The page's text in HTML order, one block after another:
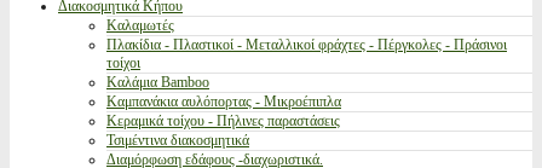
Διακοσμητικά Κήπου
Καλαμωτές
Πλακίδια - Πλαστικοί - Μεταλλικοί φράχτες - Πέργκολες - Πράσινοι
τοίχοι
Καλάμια Bamboo
Καμπανάκια αυλόπορτας - Μικροέπιπλα
Κεραμικά τοίχου - Πήλινες παραστάσεις
Τσιμέντινα διακοσμητικά
Διαμόρφωση εδάφους -διαχωριστικά.